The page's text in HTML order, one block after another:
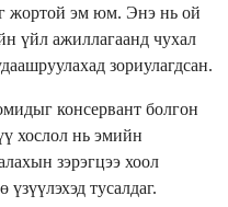
жортой эм юм. Энэ нь ой
үйл ажиллагаанд чухал
зориулагдсан.
консервант болгон
хослол нь эмийн
зэрэгцээ хоол
тусалдаг.